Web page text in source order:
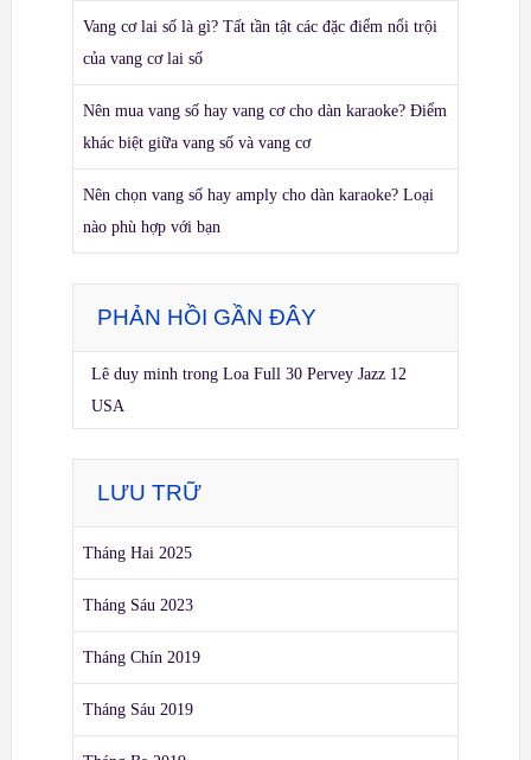
Vang cơ lai số là gì? Tất tần tật các đặc điểm nổi trội
của vang cơ lai số
Nên mua vang số hay vang cơ cho dàn karaoke? Điểm
khác biệt giữa vang số và vang cơ
Nên chọn vang số hay amply cho dàn karaoke? Loại
nào phù hợp với bạn
PHẢN HỒI GẦN ĐÂY
Lê duy minh trong Loa Full 30 Pervey Jazz 12
USA
LƯU TRỮ
Tháng Hai 2025
Tháng Sáu 2023
Tháng Chín 2019
Tháng Sáu 2019